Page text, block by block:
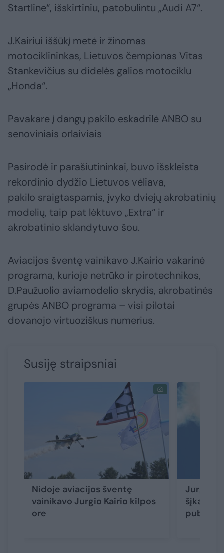
Startline“, išskirtiniu, patobulintu „Audi A7“.
J.Kairiui iššūkį metė ir žinomas
motociklininkas, Lietuvos čempionas Vitas
Stankevičius su didelės galios motociklu
„Honda“.
Pavakare į dangų pakilo eskadrilė ANBO su
senoviniais orlaiviais
Pasirodė ir parašiutininkai, buvo išskleista
rekordinio dydžio Lietuvos vėliava,
pakilo sraigtasparnis, įvyko dviejų akrobatinių
modelių, taip pat lėktuvo „Extra“ ir
akrobatinio sklandytuvo šou.
Aviacijos šventę vainikavo J.Kairio vakarinė
programa, kurioje netrūko ir pirotechnikos,
D.Paužuolio aviamodelio skrydis, akrobatinės
grupės ANBO programa – visi pilotai
dovanojo virtuoziškus numerius.
Susiję straipsniai
Nidoje aviacijos šventę
vainikavo Jurgio Kairio kilpos
ore
Jurgio
šįkart
publiką